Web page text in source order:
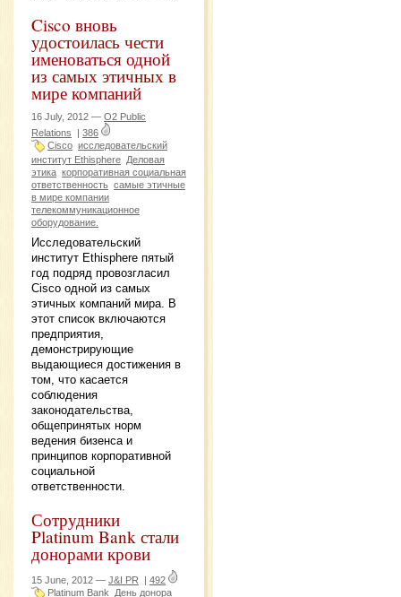
Cisco вновь
удостоилась чести
именоваться одной
из самых этичных в
мире компаний
16 July, 2012 — O2 Public
Relations | 386
Cisco исследовательский
институт Ethisphere Деловая
этика корпоративная социальная
ответственность самые этичные
в мире компании
телекоммуникационное
оборудование.
Исследовательский
институт Ethisphere пятый
год подряд провозгласил
Cisco одной из самых
этичных компаний мира. В
этот список включаются
предприятия,
демонстрирующие
выдающиеся достижения в
том, что касается
соблюдения
законодательства,
общепринятых норм
ведения бизенса и
принципов корпоративной
социальной
ответственности.
Сотрудники
Platinum Bank стали
донорами крови
15 June, 2012 — J&I PR
492
Platinum Bank День донора